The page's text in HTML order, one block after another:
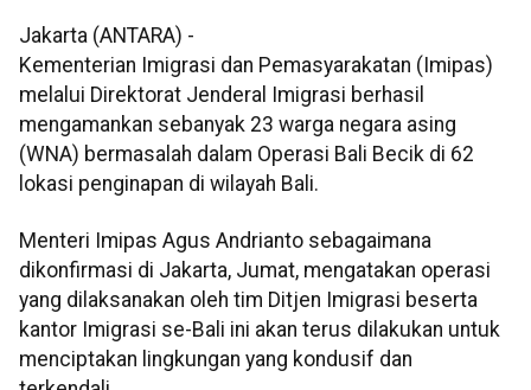
Jakarta (ANTARA) -
Kementerian Imigrasi dan Pemasyarakatan (Imipas)
melalui Direktorat Jenderal Imigrasi berhasil
mengamankan sebanyak 23 warga negara asing
(WNA) bermasalah dalam Operasi Bali Becik di 62
lokasi penginapan di wilayah Bali.
Menteri Imipas Agus Andrianto sebagaimana
dikonfirmasi di Jakarta, Jumat, mengatakan operasi
yang dilaksanakan oleh tim Ditjen Imigrasi beserta
kantor Imigrasi se-Bali ini akan terus dilakukan untuk
menciptakan lingkungan yang kondusif dan